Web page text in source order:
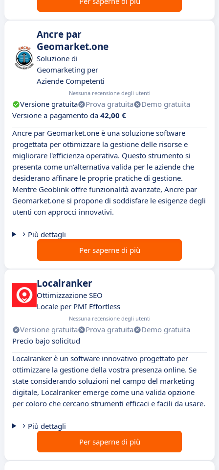
Ancre par
Geomarket.one
Soluzione di
Geomarketing per
Aziende Competenti
Nessuna recensione degli utenti
Versione gratuita Prova gratuita
Demo gratuita
Versione a pagamento da 42,00 €
Ancre par Geomarket.one è una soluzione software
progettata per ottimizzare la gestione delle risorse e
migliorare l'efficienza operativa. Questo strumento si
presenta come un'alternativa valida per le aziende che
desiderano affinare le proprie pratiche di gestione.
Mentre Geoblink offre funzionalità avanzate, Ancre par
Geomarket.one si propone di soddisfare le esigenze degli
utenti con approcci innovativi.
Più dettagli
Per saperne di più
Localranker
Ottimizzazione SEO
Locale per PMI Effortless
Nessuna recensione degli utenti
Versione gratuita Prova gratuita
Demo gratuita
Precio bajo solicitud
Localranker è un software innovativo progettato per
ottimizzare la gestione della vostra presenza online. Se
state considerando soluzioni nel campo del marketing
digitale, Localranker emerge come una valida opzione
per coloro che cercano strumenti efficaci e facili da usare.
Più dettagli
Per saperne di più